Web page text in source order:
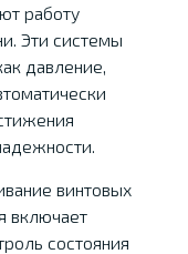
работу
Эти системы
давление,
винтовых
включает
состояния